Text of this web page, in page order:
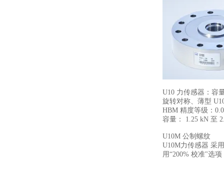
U10 力传感器：容
旋转对称、薄型
HBM 精度等级：
容量： 1.25 kN 至
U10M 公制螺纹
U10M力传感器 采
用“200% 校准"选